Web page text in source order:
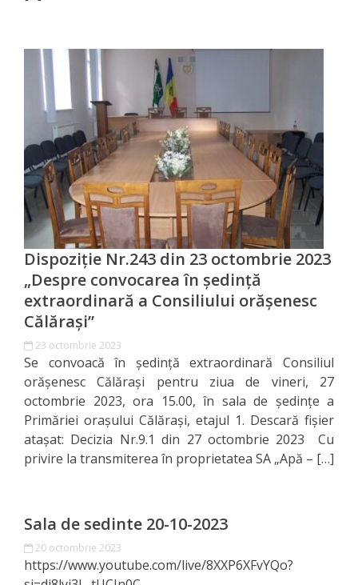
Regimului
Funciar
Serviciul
Relaţii
cu
Publicul
Specialist
în
Construcţii,
Gospodărie
Comunală
şi
Drumuri
Problemele
Antreprenoriat,
Dispoziție Nr.243 din 23 octombrie 2023
„Despre convocarea în ședință
extraordinară a Consiliului orășenesc
Călărași”
23 octombrie 2023
Se convoacă în ședință extraordinară Consiliul
orășenesc Călărași pentru ziua de vineri, 27
octombrie 2023, ora 15.00, în sala de ședințe a
Primăriei orașului Călărași, etajul 1. Descară fișier
atașat: Decizia Nr.9.1 din 27 octombrie 2023 Cu
privire la transmiterea în proprietatea SA „Apă – […]
Sala de sedinte 20-10-2023
20 octombrie 2023
https://www.youtube.com/live/8XXP6XFvYQo?